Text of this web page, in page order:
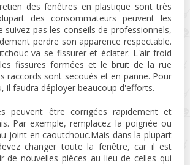
des fenêtres en plastique sont très
des consommateurs peuvent les
suivez pas les conseils de professionnels,
perdre son apparence respectable.
va se fissurer et éclater. L'air froid
fissures formées et le bruit de la rue
raccords sont secoués et en panne. Pour
il faudra déployer beaucoup d'efforts.
peuvent être corrigées rapidement et
Par exemple, remplacez la poignée ou
joint en caoutchouc.Mais dans la plupart
changer toute la fenêtre, car il est
de nouvelles pièces au lieu de celles qui